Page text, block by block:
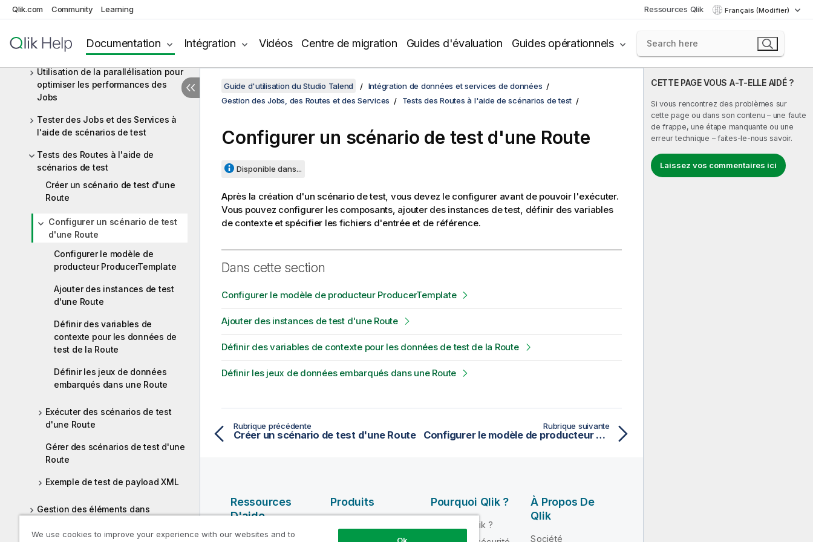
Qlik.com Community Learning Ressources Qlik Français (Modifier)
Documentation Intégration Vidéos Centre de migration Guides d'évaluation Guides opérationnels
Utilisation de projets référencés
Exécution des Jobs et des Routes
Utilisation de la parallélisation pour
optimiser les performances des
Jobs
Tester des Jobs et des Services à
l'aide de scénarios de test
Tests des Routes à l'aide de
scénarios de test
Créer un scénario de test d'une
Route
Configurer un scénario de test
d'une Route
Configurer le modèle de
producteur ProducerTemplate
Ajouter des instances de test
d'une Route
Définir des variables de
contexte pour les données de
test de la Route
Définir les jeux de données
embarqués dans une Route
Exécuter des scénarios de test
d'une Route
Gérer des scénarios de test d'une
Route
Exemple de test de payload XML
Gestion des éléments dans
tags
CETTE PAGE VOUS A-T-ELLE AIDÉ ?
Si vous rencontrez des problèmes sur
cette page ou dans son contenu – une faute
de frappe, une étape manquante ou une
erreur technique – faites-le-nous savoir.
Laissez vos commentaires ici
Guide d'utilisation du Studio Talend
Intégration de données et services de données
Gestion des Jobs, des Routes et des Services
Tests des Routes à l'aide de scénarios de test
Configurer un scénario de test d'une Route
Disponible dans...
Après la création d'un scénario de test, vous devez le configurer avant de pouvoir l'exécuter.
Vous pouvez configurer les composants, ajouter des instances de test, définir des variables
de contexte et spécifier les fichiers d'entrée et de référence.
Dans cette section
Configurer le modèle de producteur ProducerTemplate
Ajouter des instances de test d'une Route
Définir des variables de contexte pour les données de test de la Route
Définir les jeux de données embarqués dans une Route
Rubrique précédente
Créer un scénario de test d'une Route
Rubrique suivante
Configurer le modèle de producteur ProducerTemplate
Ressources
D'aide
Vidéos Qlik Help
Produits
QUALITÉ DE
Pourquoi Qlik ?
Pourquoi Qlik ?
À Propos De
Qlik
Société
We use cookies to improve your experience with our websites and to